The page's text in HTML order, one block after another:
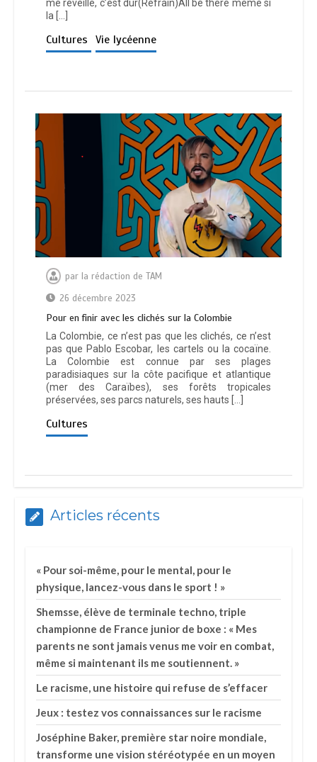
me réveille, c’est dur(Refrain)All be there même si
la […]
Cultures Vie lycéenne
par la rédaction de TAM
26 décembre 2023
Pour en finir avec les clichés sur la Colombie
La Colombie, ce n’est pas que les clichés, ce n’est
pas que Pablo Escobar, les cartels ou la cocaïne.
La Colombie est connue par ses plages
paradisiaques sur la côte pacifique et atlantique
(mer des Caraïbes), ses forêts tropicales
préservées, ses parcs naturels, ses hauts […]
Cultures
Articles récents
« Pour soi-même, pour le mental, pour le
physique, lancez-vous dans le sport ! »
Shemsse, élève de terminale techno, triple
championne de France junior de boxe : « Mes
parents ne sont jamais venus me voir en combat,
même si maintenant ils me soutiennent. »
Le racisme, une histoire qui refuse de s’effacer
Jeux : testez vos connaissances sur le racisme
Joséphine Baker, première star noire mondiale,
transforme une vision stéréotypée en un moyen